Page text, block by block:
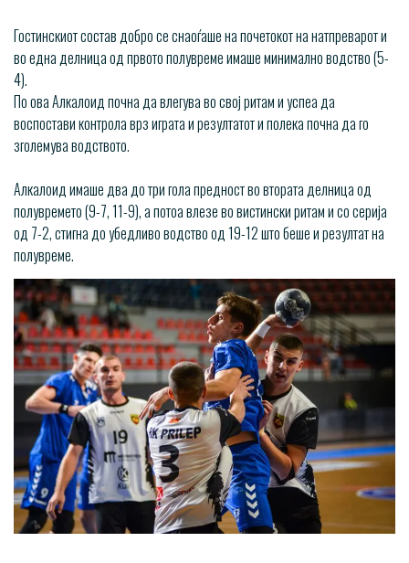
Гостинскиот состав добро се снаоѓаше на почетокот на натпреварот и
во една делница од првото полувреме имаше минимално водство (5-
4).
По ова Алкалоид почна да влегува во свој ритам и успеа да
воспостави контрола врз играта и резултатот и полека почна да го
зголемува водството.
Алкалоид имаше два до три гола предност во втората делница од
полувремето (9-7, 11-9), а потоа влезе во вистински ритам и со серија
од 7-2, стигна до убедливо водство од 19-12 што беше и резултат на
полувреме.